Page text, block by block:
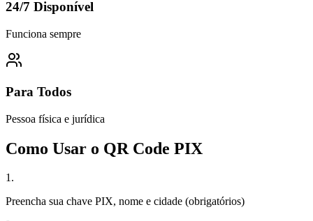
24/7 Disponível
Funciona sempre
Para Todos
Pessoa física e jurídica
Como Usar o QR Code PIX
1.
Preencha sua chave PIX, nome e cidade (obrigatórios)